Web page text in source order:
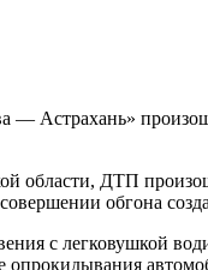
Астрахань»
области, ДТП
обгона
с легковушкой
опрокидывания